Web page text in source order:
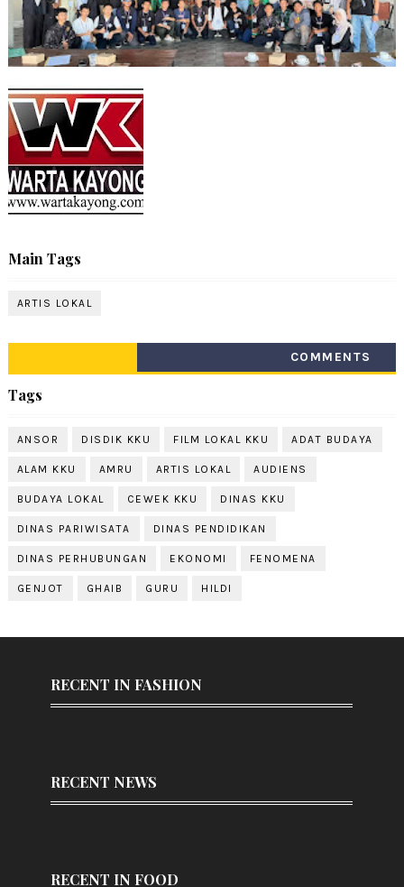
Main Tags
ARTIS LOKAL
COMMENTS
Tags
ANSOR DISDIK KKU FILM LOKAL KKU ADAT BUDAYA
ALAM KKU AMRU ARTIS LOKAL AUDIENS
BUDAYA LOKAL CEWEK KKU DINAS KKU
DINAS PARIWISATA DINAS PENDIDIKAN
DINAS PERHUBUNGAN EKONOMI FENOMENA
GENJOT GHAIB GURU HILDI
RECENT IN FASHION
RECENT NEWS
RECENT IN FOOD